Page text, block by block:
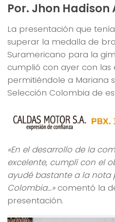
Por. Jhon
La presentación que
superar la medalla de
Suramericano para la
cumplió con ayer con las
permitiéndole a Mariana
Selección Colombia de
«En el desarrollo de la
excelente, cumplí con el
ayudé bastante a la nota
Colombia…»comentó la
presentación.